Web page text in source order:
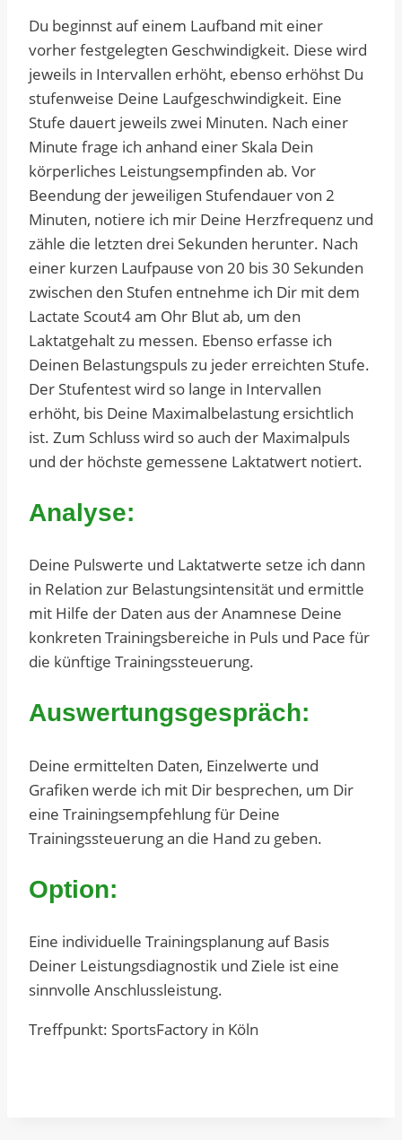
Du beginnst auf einem Laufband mit einer
vorher festgelegten Geschwindigkeit. Diese wird
jeweils in Intervallen erhöht, ebenso erhöhst Du
stufenweise Deine Laufgeschwindigkeit. Eine
Stufe dauert jeweils zwei Minuten. Nach einer
Minute frage ich anhand einer Skala Dein
körperliches Leistungsempfinden ab. Vor
Beendung der jeweiligen Stufendauer von 2
Minuten, notiere ich mir Deine Herzfrequenz und
zähle die letzten drei Sekunden herunter. Nach
einer kurzen Laufpause von 20 bis 30 Sekunden
zwischen den Stufen entnehme ich Dir mit dem
Lactate Scout4 am Ohr Blut ab, um den
Laktatgehalt zu messen. Ebenso erfasse ich
Deinen Belastungspuls zu jeder erreichten Stufe.
Der Stufentest wird so lange in Intervallen
erhöht, bis Deine Maximalbelastung ersichtlich
ist. Zum Schluss wird so auch der Maximalpuls
und der höchste gemessene Laktatwert notiert.
Analyse:
Deine Pulswerte und Laktatwerte setze ich dann
in Relation zur Belastungsintensität und ermittle
mit Hilfe der Daten aus der Anamnese Deine
konkreten Trainingsbereiche in Puls und Pace für
die künftige Trainingssteuerung.
Auswertungsgespräch:
Deine ermittelten Daten, Einzelwerte und
Grafiken werde ich mit Dir besprechen, um Dir
eine Trainingsempfehlung für Deine
Trainingssteuerung an die Hand zu geben.
Option:
Eine individuelle Trainingsplanung auf Basis
Deiner Leistungsdiagnostik und Ziele ist eine
sinnvolle Anschlussleistung.
Treffpunkt: SportsFactory in Köln